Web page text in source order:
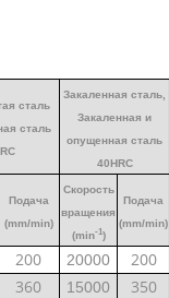
сталь
сталь
Закаленная сталь,
Закаленная и
опущенная сталь
40HRC
Подача
(mm/min)
Скорость
вращения
(min-1)
Подача
(mm/min)
200 20000 200
360 15000 350